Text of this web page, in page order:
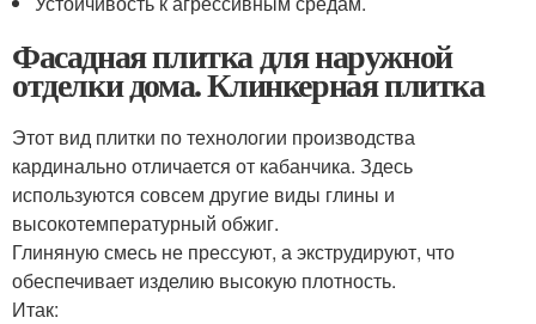
Фасадная плитка для наружной
отделки дома. Клинкерная плитка
Этот вид плитки по технологии производства
кардинально отличается от кабанчика. Здесь
используются совсем другие виды глины и
высокотемпературный обжиг.
Глиняную смесь не прессуют, а экструдируют, что
обеспечивает изделию высокую плотность.
Итак: